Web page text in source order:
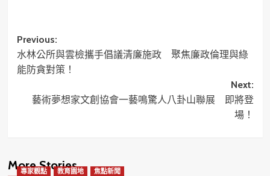
Post
navigation
Previous:
水林公所與雲檢攜手倡議清廉施政 聚焦廉政倫理與綠
能防貪對策！
Next:
藝術夢想家文創協會一藝鳴驚人八卦山聯展 即將登
場！
More Stories
專家觀點 教育園地 焦點新聞